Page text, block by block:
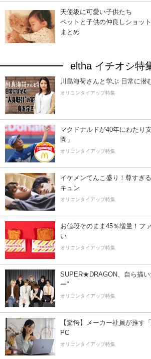
天使級に可愛い子供たち
ペットと子供の仲良しショッ
まとめ
eltha イチオシ特
川島海荷さんと学ぶ 日常に潜
オリコンタイアップ特集
マクドナルドが40年にわたり
園」
オリコンタイアップ特集
イケメンてんこ盛り！尊すぎ
キュン
オリコンタイアップ特集
お値段そのまま45％増量！フ
い
オリコンタイアップ特集
SUPER★DRAGON、自ら描い
ー”
オリコンタイアップ特集
【驚愕】メーカー社員が推す
PC
オリコンタイアップ特集